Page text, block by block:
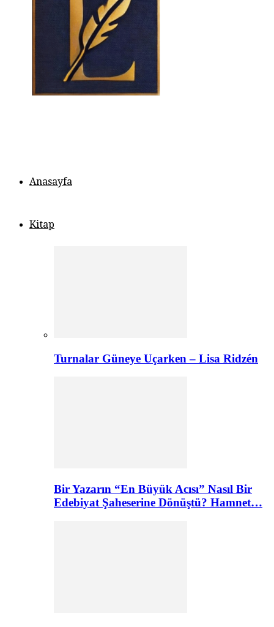
Anasayfa
Kitap
Turnalar Güneye Uçarken – Lisa Ridzén
Bir Yazarın “En Büyük Acısı” Nasıl Bir
Edebiyat Şaheserine Dönüştü? Hamnet…